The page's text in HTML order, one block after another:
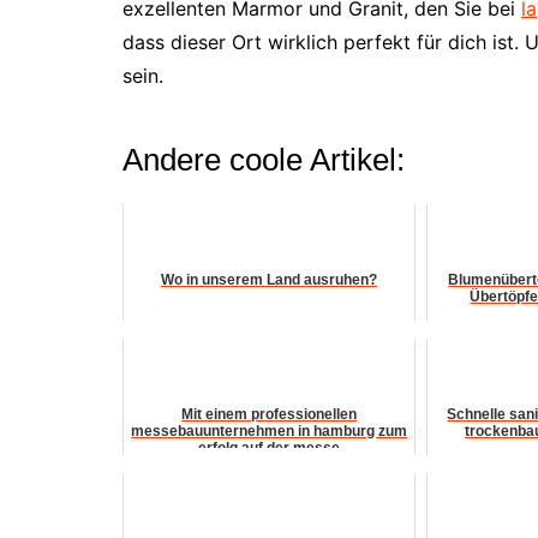
exzellenten Marmor und Granit, den Sie bei
dass dieser Ort wirklich perfekt für dich ist.
sein.
Andere coole Artikel:
Wo in unserem Land ausruhen?
Mit einem professionellen
messebauunternehmen in hamburg zum
erfolg auf der messe
Schnelle